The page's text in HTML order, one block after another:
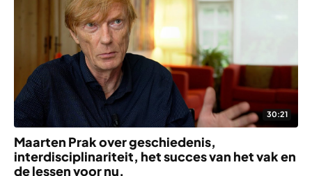
30:21
Maarten Prak over geschiedenis,
interdisciplinariteit, het succes van het vak en
de lessen voor nu.